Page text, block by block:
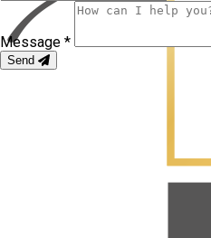
Message *
Send